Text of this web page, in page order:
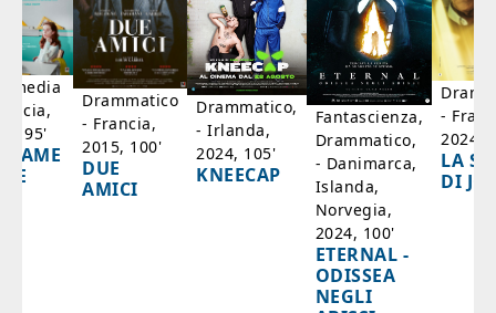
95'
Drammatico
- Francia,
2015, 100'
DUE
AMICI
Drammatico,
- Irlanda,
2024, 105'
KNEECAP
Fantascienza,
Drammatico,
- Danimarca,
Islanda,
Norvegia,
2024, 100'
ETERNAL -
ODISSEA
NEGLI
-
2024,
LA
DI